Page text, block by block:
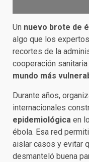
Un nuevo brote de
algo que los
recortes de la
cooperación sanitaria
mundo más
Durante años,
internacionales
epidemiológica en
ébola. Esa red
aislar casos y evitar
desmanteló buena